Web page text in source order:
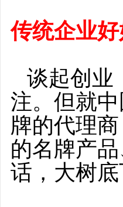
传统企业
谈起创业
注。但就
牌的代理
的名牌产
话，大树